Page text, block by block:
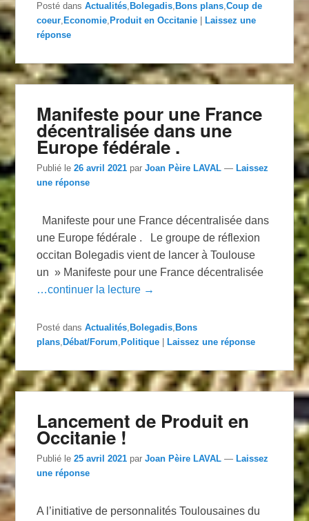
Posté dans Actualités, Bolegadis, Bons plans,Coup de
coeur, Economie, Produit en Occitanie
Laissez une
réponse
Manifeste pour une France
décentralisée dans une
Europe fédérale .
Publié le26 avril 2021 parJoan Pèire LAVAL — Laissez
une réponse
Manifeste pour une France décentralisée dans
une Europe fédérale . Le groupe de réflexion
occitan Bolegadis vient de lancer à Toulouse
un » Manifeste pour une France décentralisée
…continuer la lecture →
Posté dans Actualités, Bolegadis, Bons
plans, Débat/Forum, Politique Laissez une réponse
Lancement de Produit en
Occitanie !
Publié le25 avril 2021 parJoan Pèire LAVAL — Laissez
une réponse
A l’initiative de personnalités Toulousaines du